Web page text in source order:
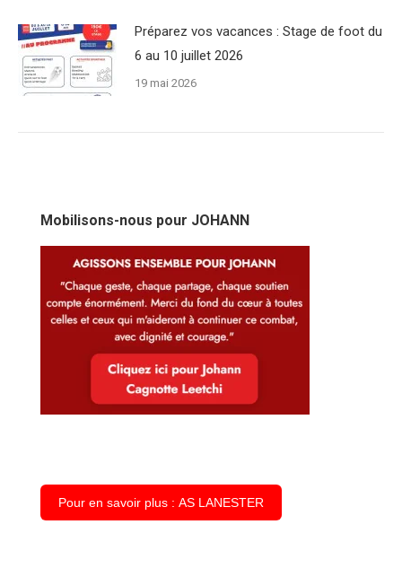
Préparez vos vacances : Stage de foot du
6 au 10 juillet 2026
19 mai 2026
Mobilisons-nous pour JOHANN
Pour en savoir plus : AS LANESTER